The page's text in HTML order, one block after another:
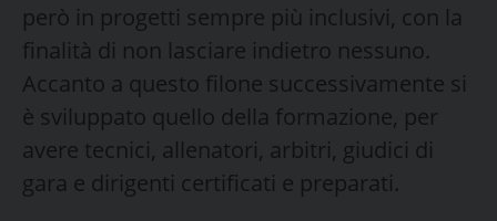
però in progetti sempre più inclusivi, con la
finalità di non lasciare indietro nessuno.
Accanto a questo filone successivamente si
è sviluppato quello della formazione, per
avere tecnici, allenatori, arbitri, giudici di
gara e dirigenti certificati e preparati.